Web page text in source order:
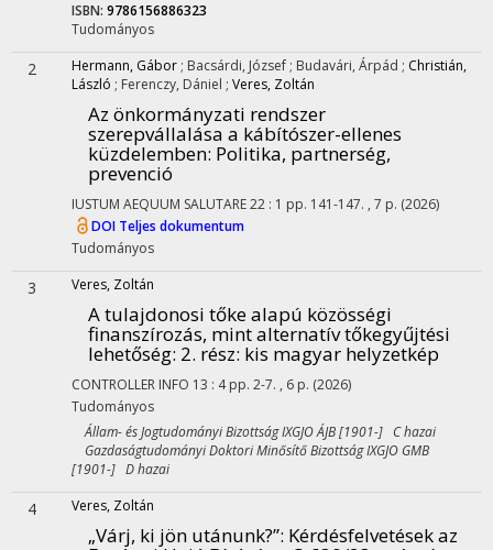
ISBN: 9786156886323
Tudományos
2 Hermann, Gábor ; Bacsárdi, József ; Budavári, Árpád ; Christián,
László ; Ferenczy, Dániel ; Veres, Zoltán
Az önkormányzati rendszer
szerepvállalása a kábítószer-ellenes
küzdelemben: Politika, partnerség,
prevenció
IUSTUM AEQUUM SALUTARE22 : 1 pp. 141-147. , 7 p. (2026)
DOI Teljes dokumentum
Tudományos
3 Veres, Zoltán
A tulajdonosi tőke alapú közösségi
finanszírozás, mint alternatív tőkegyűjtési
lehetőség: 2. rész: kis magyar helyzetkép
CONTROLLER INFO 13 : 4 pp. 2-7. , 6 p. (2026)
Tudományos
Állam- és Jogtudományi Bizottság IXGJO ÁJB [1901-] C hazai
Gazdaságtudományi Doktori Minősítő Bizottság IXGJO GMB
[1901-] D hazai
4 Veres, Zoltán
„Várj, ki jön utánunk?”: Kérdésfelvetések az